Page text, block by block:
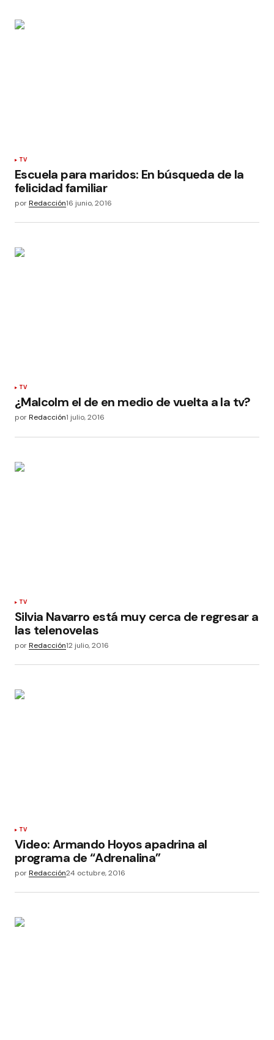
TV
Escuela para maridos: En búsqueda de la
felicidad familiar
porRedacción16 junio, 2016
TV
¿Malcolm el de en medio de vuelta a la tv?
porRedacción1 julio, 2016
TV
Silvia Navarro está muy cerca de regresar a
las telenovelas
porRedacción12 julio, 2016
TV
Video: Armando Hoyos apadrina al
programa de “Adrenalina”
porRedacción24 octubre, 2016